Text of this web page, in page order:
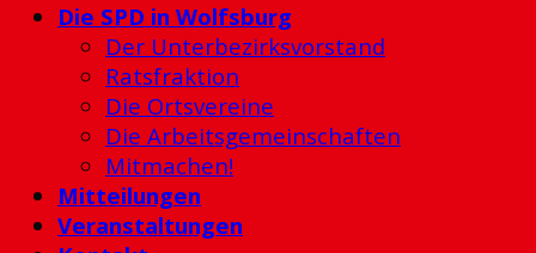
Die SPD in Wolfsburg
Der Unterbezirksvorstand
Ratsfraktion
Die Ortsvereine
Die Arbeitsgemeinschaften
Mitmachen!
Mitteilungen
Veranstaltungen